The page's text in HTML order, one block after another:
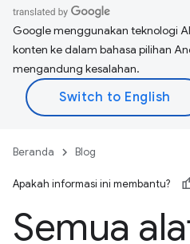
Google menggunakan teknologi
konten ke dalam bahasa pilihan
mengandung kesalahan.
Beranda Blog
Apakah informasi ini membantu?
Semua